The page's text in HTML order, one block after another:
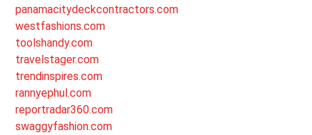
panamacitydeckcontractors.com
westfashions.com
toolshandy.com
travelstager.com
trendinspires.com
rannyephul.com
reportradar360.com
swaggyfashion.com